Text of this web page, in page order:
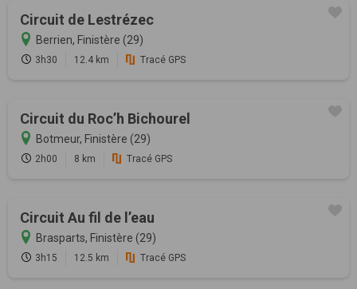
Circuit de Lestrézec
Berrien, Finistère (29)
3h30 12.4 km Tracé GPS
Circuit du Roc’h Bichourel
Botmeur, Finistère (29)
2h00 8 km Tracé GPS
Circuit Au fil de l’eau
Brasparts, Finistère (29)
3h15 12.5 km Tracé GPS